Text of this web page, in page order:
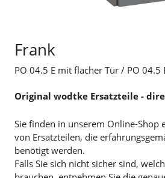
Frank
PO 04.5 E mit flacher Tür / PO
Original wodtke Ersatzteile -
Sie finden in unserem Online-Shop
von Ersatzteilen, die
benötigt werden.
Falls Sie sich nicht sicher sind,